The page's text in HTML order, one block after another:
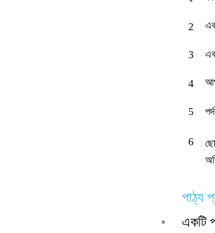
2
3
4
5
6
পাঠ্য
•
একটি